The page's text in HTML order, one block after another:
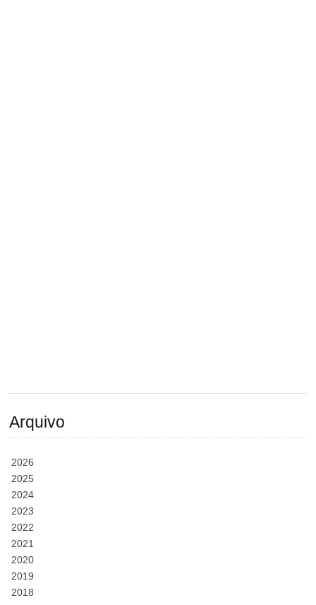
Arquivo
2026
2025
2024
2023
2022
2021
2020
2019
2018